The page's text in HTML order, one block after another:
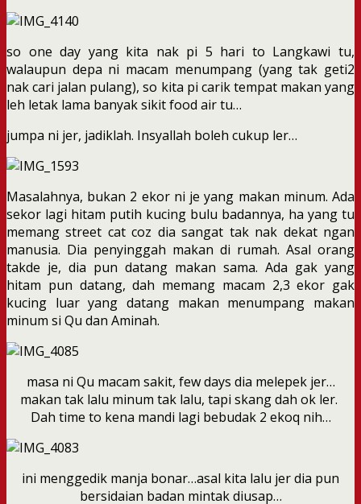
so one day yang kita nak pi 5 hari to Langkawi tu,
walaupun depa ni macam menumpang (yang tak geti2
nak cari jalan pulang), so kita pi carik tempat makan yang
leh letak lama banyak sikit food air tu…
jumpa ni jer, jadiklah. Insyallah boleh cukup ler…
Masalahnya, bukan 2 ekor ni je yang makan minum. Ada
sekor lagi hitam putih kucing bulu badannya, ha yang tu
memang street cat coz dia sangat tak nak dekat ngan
manusia. Dia penyinggah makan di rumah. Asal orang
takde je, dia pun datang makan sama. Ada gak yang
hitam pun datang, dah memang macam 2,3 ekor gak
kucing luar yang datang makan menumpang makan
minum si Qu dan Aminah.
masa ni Qu macam sakit, few days dia melepek jer…
makan tak lalu minum tak lalu, tapi skang dah ok ler.
Dah time to kena mandi lagi bebudak 2 ekoq nih…
ini menggedik manja bonar…asal kita lalu jer dia pun
bersidaian badan mintak diusap…